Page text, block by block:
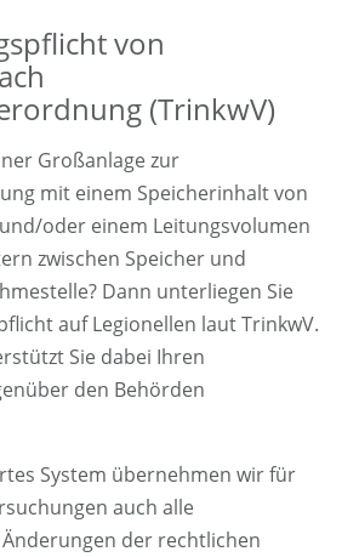
von
(TrinkwV)
Großanlage zur
mit einem Speicherinhalt von
oder einem Leitungsvolumen
zwischen Speicher und
Dann unterliegen Sie
auf Legionellen laut TrinkwV.
Sie dabei Ihren
den Behörden
System übernehmen wir für
auch alle
der rechtlichen